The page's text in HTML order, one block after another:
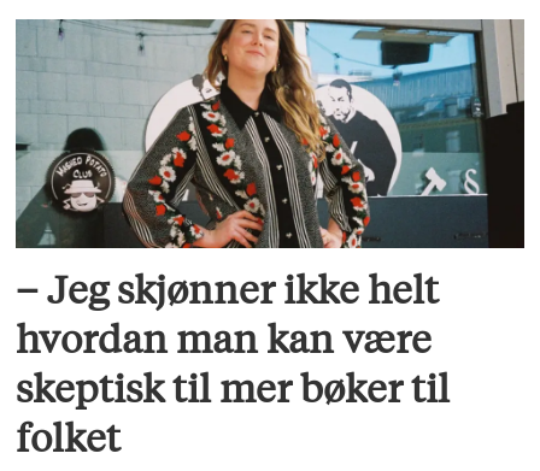
– Jeg skjønner ikke helt
hvordan man kan være
skeptisk til mer bøker til
folket